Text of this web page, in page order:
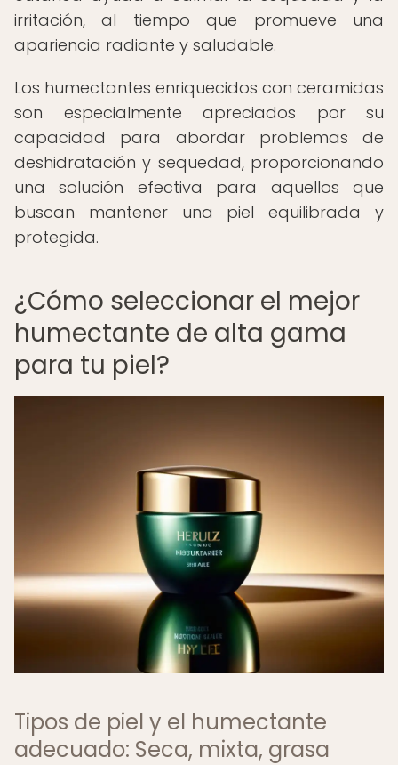
irritación, al tiempo que promueve una
apariencia radiante y saludable.
Los humectantes enriquecidos con ceramidas
son especialmente apreciados por su
capacidad para abordar problemas de
deshidratación y sequedad, proporcionando
una solución efectiva para aquellos que
buscan mantener una piel equilibrada y
protegida.
¿Cómo seleccionar el mejor
humectante de alta gama
para tu piel?
Tipos de piel y el humectante
adecuado: Seca, mixta, grasa